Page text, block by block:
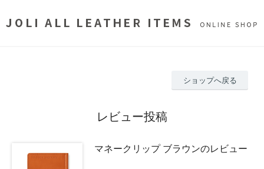
ショップへ戻る
レビュー投稿
マネークリップ ブラウンのレビュー